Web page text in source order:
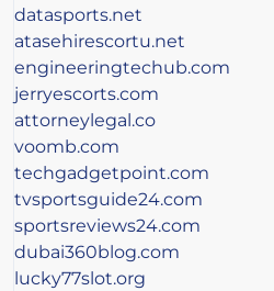
datasports.net
atasehirescortu.net
engineeringtechub.com
jerryescorts.com
attorneylegal.co
voomb.com
techgadgetpoint.com
tvsportsguide24.com
sportsreviews24.com
dubai360blog.com
lucky77slot.org